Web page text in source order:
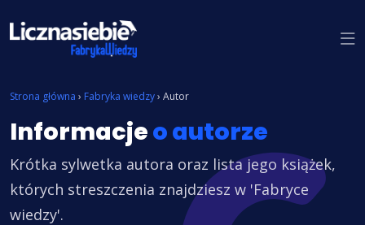
Strona główna › Fabryka wiedzy› Autor
Informacjeo autorze
Krótka sylwetka autora oraz lista jego książek,
których streszczenia znajdziesz w 'Fabryce
wiedzy'.
Znajdź książkę